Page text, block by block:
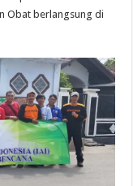
Obat berlangsung di